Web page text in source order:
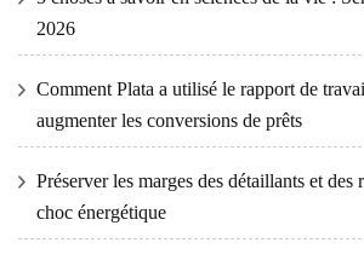
2026
Comment Plata a utilisé le rapport de
augmenter les conversions de prêts
Préserver les marges des détaillants et des
choc énergétique